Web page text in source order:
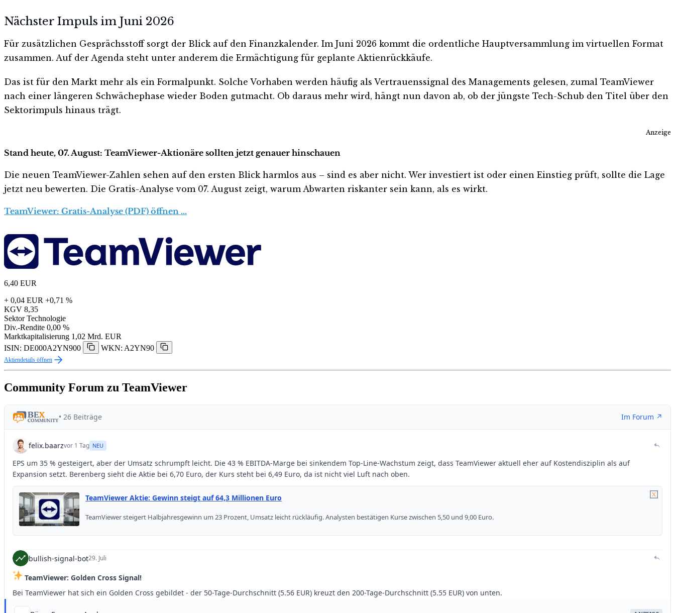
Nächster Impuls im Juni 2026
Für zusätzlichen Gesprächsstoff sorgt der Blick auf den Finanzkalender. Im Juni 2026 kommt die ordentliche Hauptversammlung im virtuellen Format
zusammen. Auf der Agenda steht unter anderem die Ermächtigung für geplante Aktienrückkäufe.
Das ist für den Markt mehr als ein Formalpunkt. Solche Vorhaben werden häufig als Vertrauenssignal des Managements gelesen, zumal TeamViewer
nach einer längeren Schwächephase wieder Boden gutmacht. Ob daraus mehr wird, hängt nun davon ab, ob der jüngste Tech-Schub den Titel über den
Sektorimpuls hinaus trägt.
Anzeige
Stand heute, 07. August: TeamViewer-Aktionäre sollten jetzt genauer hinschauen
Die neuen TeamViewer-Zahlen sehen auf den ersten Blick harmlos aus – sind es aber nicht. Wer investiert ist oder einen Einstieg prüft, sollte die Lage
jetzt neu bewerten. Die Gratis-Analyse vom 07. August zeigt, warum Abwarten riskanter sein kann, als es wirkt.
TeamViewer: Gratis-Analyse (PDF) öffnen …
6,40 EUR
+ 0,04 EUR +0,71 %
KGV 8,35
Sektor Technologie
Div.-Rendite 0,00 %
Marktkapitalisierung 1,02 Mrd. EUR
ISIN: DE000A2YN900
WKN: A2YN90
Aktiendetails öffnen
Community Forum zu TeamViewer